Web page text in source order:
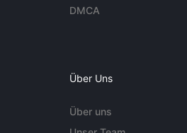
DMCA
Über Uns
Über uns